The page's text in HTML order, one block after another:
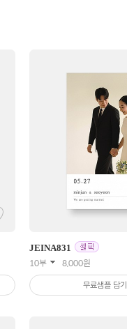
JEINA831
10부 8,000원
무료샘플 담기